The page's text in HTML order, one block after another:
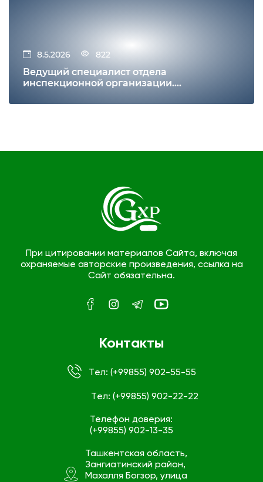
8.5.2026 822
Ведущий специалист отдела
инспекционной организации.
Образование.
При цитировании материалов Сайта, включая
охраняемые авторские произведения, ссылка на
Сайт обязательна.
Контакты
Tел: (+99855) 902-55-55
Tел: (+99855) 902-22-22
Телефон доверия:
(+99855) 902-13-35
Ташкентская область,
Зангиатинский район,
Махалля Богзор, улица